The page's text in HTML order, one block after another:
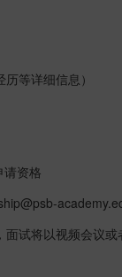
等详细信息）
资格
@psb-
试将以视频会议